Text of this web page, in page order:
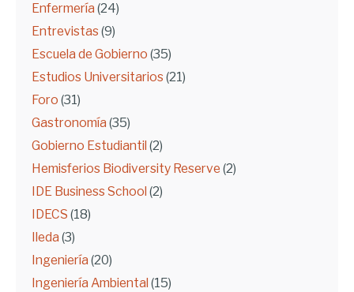
Enfermería (24)
Entrevistas (9)
Escuela de Gobierno (35)
Estudios Universitarios (21)
Foro (31)
Gastronomía (35)
Gobierno Estudiantil (2)
Hemisferios Biodiversity Reserve (2)
IDE Business School (2)
IDECS (18)
Ileda (3)
Ingeniería (20)
Ingeniería Ambiental (15)